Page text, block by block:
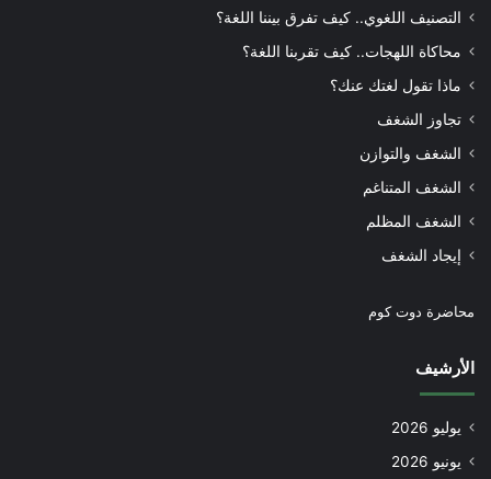
التصنيف اللغوي.. كيف تفرق بيننا اللغة؟
محاكاة اللهجات.. كيف تقربنا اللغة؟
ماذا تقول لغتك عنك؟
تجاوز الشغف
الشغف والتوازن
الشغف المتناغم
الشغف المظلم
إيجاد الشغف
محاضرة دوت كوم
الأرشيف
يوليو 2026
يونيو 2026